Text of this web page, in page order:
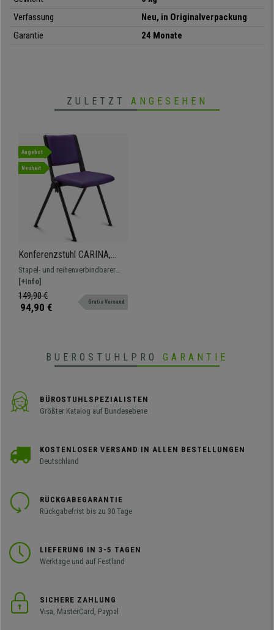
Verfassung
Neu, in Originalverpackung
Garantie
24 Monate
ZULETZT ANGESEHEN
Angebot
Neuheit
Konferenzstuhl CARINA,
stapel- und reihenverbindbar,
schwarzes Stahlgestell,
Kunstleder Farbe Lila
Stapel- und reihenverbindbarer
Konferenzstuhl. Attraktives
modernes Design, erhältlich auch
gepolstert, mit Schreibbrett und
[+Info]
149,90 €
94,90 € Gratis Versand
BUEROSTUHLPRO GARANTIE
BÜROSTUHLSPEZIALISTEN
Größter Katalog auf Bundesebene
KOSTENLOSER VERSAND IN ALLEN BESTELLUNGEN
Deutschland
RÜCKGABEGARANTIE
Rückgabefrist bis zu 30 Tage
LIEFERUNG IN 3-5 TAGEN
Werktage und auf Festland
SICHERE ZAHLUNG
Visa, MasterCard, Paypal